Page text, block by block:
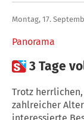
Panorama
Montag, 17.
3 Tage
Trotz
zahlreicher